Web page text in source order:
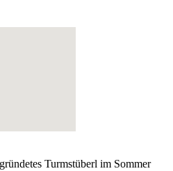
Turmstüberl im Sommer